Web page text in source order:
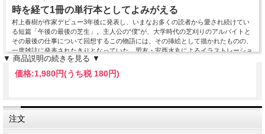
時を経て1冊の単行本としてよみがえる
村上春樹が作家デビュー3年後に発表し、いまなお多くの読者から愛され続けてい
る短篇「午後の最後の芝生」。主人公の“僕”が、大学時代の芝刈りのアルバイトと
その最後の仕事について回想するこの物語には、その挿絵として描かれたものの、
一度雑誌に発表されたきりとなっていた、盟友・安西水丸によるイラストレーショ
ンが存在する――。
安西の没後10年を機に、遺されていた原画をもとにして、その挿絵と物語を一冊
に。『象工場のハッピーエンド』や『村上朝日堂』シリーズなどの共著を始め、
《SWITCH WEB特典》
▼ 商品説明の続きを見る ▼
価格:1,980円(うち税 180円)
注文